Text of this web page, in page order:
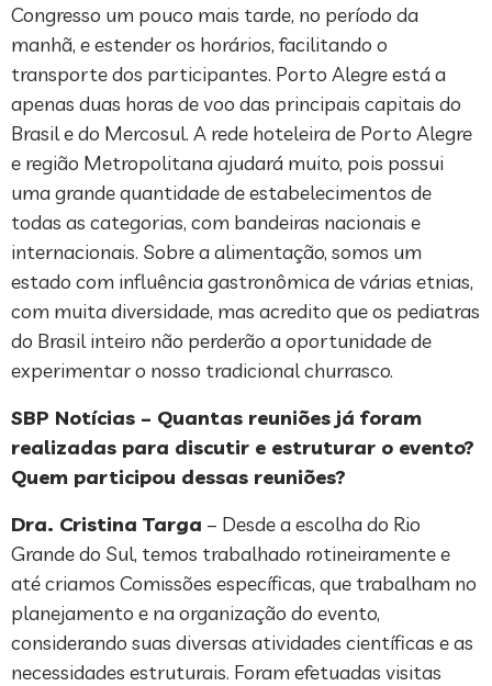
Congresso um pouco mais tarde, no período da
manhã, e estender os horários, facilitando o
transporte dos participantes. Porto Alegre está a
apenas duas horas de voo das principais capitais do
Brasil e do Mercosul. A rede hoteleira de Porto Alegre
e região Metropolitana ajudará muito, pois possui
uma grande quantidade de estabelecimentos de
todas as categorias, com bandeiras nacionais e
internacionais. Sobre a alimentação, somos um
estado com influência gastronômica de várias etnias,
com muita diversidade, mas acredito que os pediatras
do Brasil inteiro não perderão a oportunidade de
experimentar o nosso tradicional churrasco.
SBP Notícias – Quantas reuniões já foram
realizadas para discutir e estruturar o evento?
Quem participou dessas reuniões?
Dra. Cristina Targa – Desde a escolha do Rio
Grande do Sul, temos trabalhado rotineiramente e
até criamos Comissões específicas, que trabalham no
planejamento e na organização do evento,
considerando suas diversas atividades científicas e as
necessidades estruturais. Foram efetuadas visitas